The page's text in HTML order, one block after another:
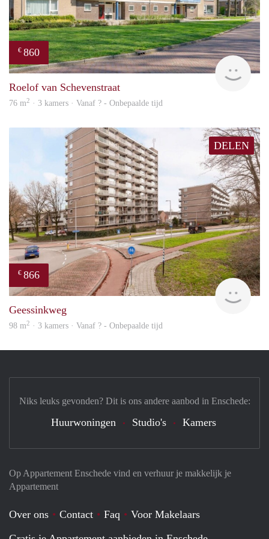
€ 860
Roelof van Schevenstraat
76 m2 · 3 kamers · Vanaf ? - Onbepaalde tijd
DELEN
€ 866
Geessinkweg
98 m2 · 3 kamers · Vanaf ? - Onbepaalde tijd
Op Appartement Enschede vind en verhuur je makkelijk je
Appartement
Over ons Contact Faq
Voor Makelaars
Niks leuks gevonden? Dit is ons andere aanbod in Enschede:
Huurwoningen Studio's Kamers